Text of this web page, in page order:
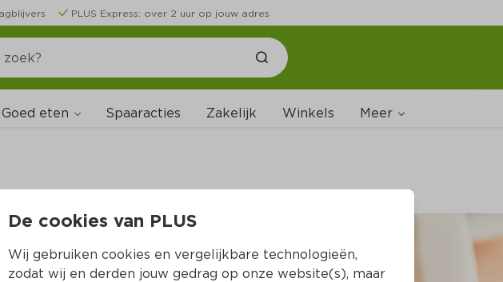
PLUS Express: over 2 uur op jouw adres
Goed eten Spaaracties Zakelijk Winkels Meer
Wijnshop
Boodschappenlijstjes
De cookies van PLUS
Wij gebruiken cookies en vergelijkbare technologieën,
zodat wij en derden jouw gedrag op onze website(s), maar